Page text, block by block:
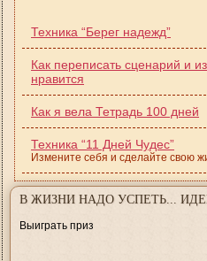
Техника “Берег надежд”
Как переписать сценарий и
нравится
Как я вела Тетрадь 100 дней
Техника “11 Дней Чудес”
Измените себя и сделайте свою
В ЖИЗНИ НАДО УСПЕТЬ...
Выиграть приз